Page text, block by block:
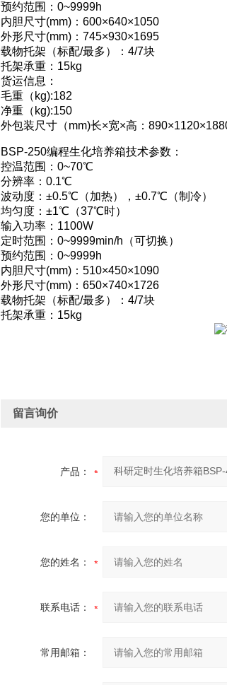
预约范围：0~9999h
内胆尺寸(mm)：600×640×1050
外形尺寸(mm)：745×930×1695
载物托架（标配/最多）：4/7块
托架承重：15kg
货运信息：
毛重（kg):182
净重（kg):150
外包装尺寸（mm)长×宽×高：
BSP-250编程生化培养箱技术参数：
控温范围：0~70℃
分辨率：0.1℃
波动度：±0.5℃（加热），±0.7℃（制冷）
均匀度：±1℃（37℃时）
输入功率：1100W
定时范围：0~9999min/h（可切换）
预约范围：0~9999h
内胆尺寸(mm)：510×450×1090
外形尺寸(mm)：650×740×1726
载物托架（标配/最多）：4/7块
托架承重：15kg
留言询价
产品：
您的单位：
您的姓名：
联系电话：
常用邮箱：